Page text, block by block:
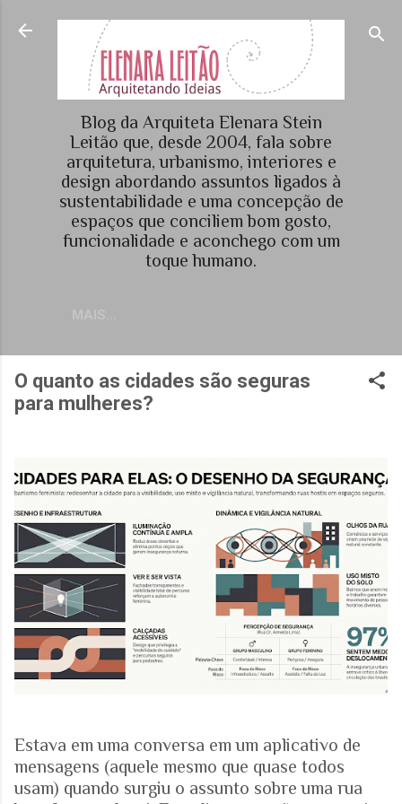
Pular para o conteúdo principal
Blog da Arquiteta Elenara Stein
Leitão que, desde 2004, fala sobre
arquitetura, urbanismo, interiores e
design abordando assuntos ligados à
sustentabilidade e uma concepção de
espaços que conciliem bom gosto,
funcionalidade e aconchego com um
toque humano.
O quanto as cidades são seguras
para mulheres?
Estava em uma conversa em um aplicativo de
mensagens (aquele mesmo que quase todos
usam) quando surgiu o assunto sobre uma rua